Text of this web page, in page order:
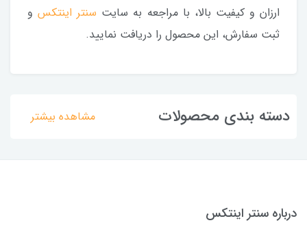
ارزان و کیفیت بالا، با مراجعه به سایت سنتر اینتکسو
ثبت سفارش، این محصول را دریافت نمایید.
دسته بندی محصولات مشاهده بیشتر
درباره سنتر اینتکس